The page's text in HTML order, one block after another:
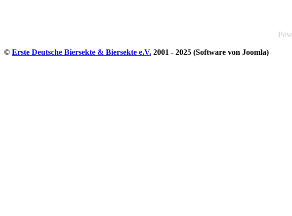
© Erste Deutsche Biersekte & Biersekte e.V. 2001 - 2025 (Software von Joomla)